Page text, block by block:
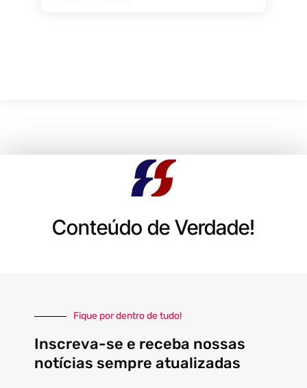
Conteúdo de Verdade!
Fique por dentro de tudo!
Inscreva-se e receba nossas
notícias sempre atualizadas